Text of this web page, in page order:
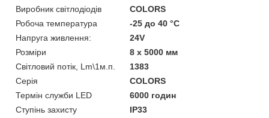
Виробник світлодіодів
COLORS
Робоча температура
-25 до 40 °C
Напруга живлення:
24V
Розміри
8 х 5000 мм
Світловий потік, Lm\1м.п.
1383
Серія
COLORS
Термін служби LED
6000 годин
Ступінь захисту
IP33